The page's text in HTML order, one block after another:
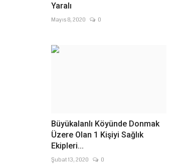
Yaralı
Mayıs 8, 2020 0
Büyükalanlı Köyünde Donmak
Üzere Olan 1 Kişiyi Sağlık
Ekipleri...
Şubat 13, 2020 0